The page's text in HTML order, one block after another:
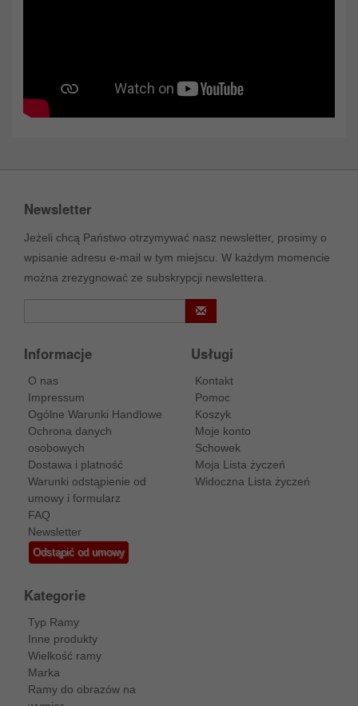
Newsletter
Jeżeli chcą Państwo otrzymywać nasz newsletter, prosimy o
wpisanie adresu e-mail w tym miejscu. W każdym momencie
można zrezygnować ze subskrypcji newslettera.
Informacje
O nas
Impressum
Ogólne Warunki Handlowe
Ochrona danych
osobowych
Dostawa i platność
Warunki odstąpienie od
umowy i formularz
FAQ
Newsletter
Odstąpić od umowy
Usługi
Kontakt
Pomoc
Koszyk
Moje konto
Schowek
Moja Lista życzeń
Widoczna Lista życzeń
Kategorie
Typ Ramy
Inne produkty
Wielkość ramy
Marka
Ramy do obrazów na